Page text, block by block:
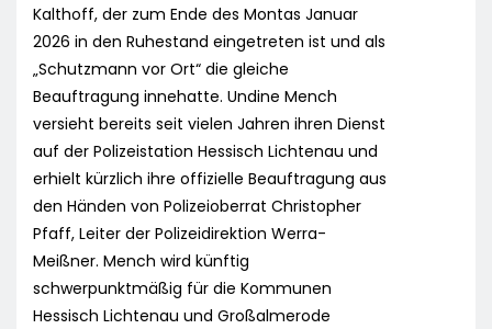
Kalthoff, der zum Ende des Montas Januar
2026 in den Ruhestand eingetreten ist und als
„Schutzmann vor Ort“ die gleiche
Beauftragung innehatte. Undine Mench
versieht bereits seit vielen Jahren ihren Dienst
auf der Polizeistation Hessisch Lichtenau und
erhielt kürzlich ihre offizielle Beauftragung aus
den Händen von Polizeioberrat Christopher
Pfaff, Leiter der Polizeidirektion Werra-
Meißner. Mench wird künftig
schwerpunktmäßig für die Kommunen
Hessisch Lichtenau und Großalmerode